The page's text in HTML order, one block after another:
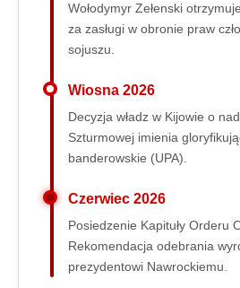
Wołodymyr Zełenski
za zasługi w obronie praw
sojuszu.
Wiosna 2026
Decyzja władz w Kijowie o
Szturmowej imienia
banderowskie (UPA).
Czerwiec 2026
Posiedzenie Kapituły Orderu
Rekomendacja odebrania
prezydentowi Nawrockiemu.